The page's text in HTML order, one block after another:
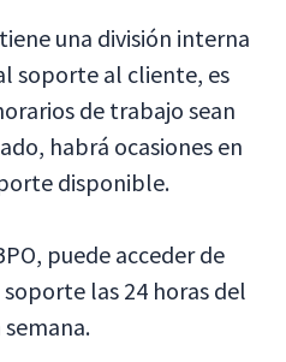
una división interna
soporte al cliente, es
de trabajo sean
habrá ocasiones en
disponible.
puede acceder de
las 24 horas del